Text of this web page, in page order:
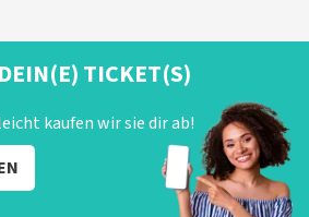
TICKET(S)
kaufen wir sie dir ab!